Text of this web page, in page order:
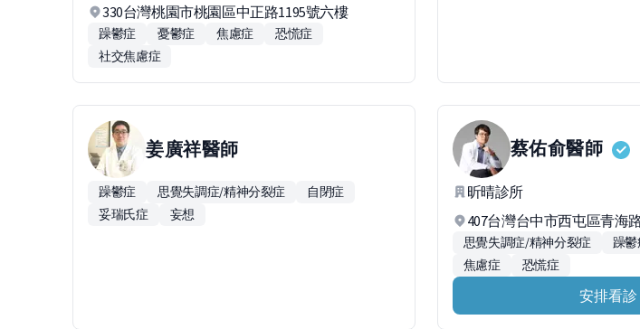
330台灣桃園市桃園區中正路1195號六樓
躁鬱症 憂鬱症 焦慮症
恐慌症
社交焦慮症
姜廣祥醫師
躁鬱症 思覺失調症/精神分裂症
自閉症
妥瑞氏症
妄想
蔡佑俞醫師
昕晴診所
407台灣台中市西屯區青海
思覺失調症/精神分裂症 躁鬱
焦慮症
恐慌症
安排看診